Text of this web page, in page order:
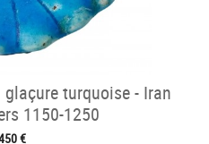
turquoise - Iran
1150-1250
€